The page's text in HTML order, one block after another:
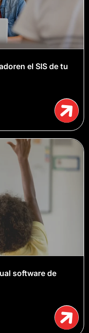
el SIS de tu
software de